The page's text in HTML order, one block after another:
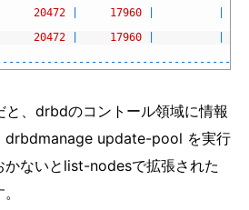
20472 17960
20472 17960
-- -- -- -- -- -- -- -- -- -- -- -- -- -- -- -- -- --
と、drbdのコントール領域に情報
drbdmanage update-pool を実行
かないとlist-nodesで拡張された